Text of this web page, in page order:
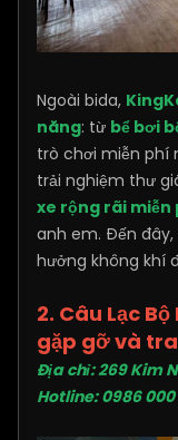
Ngoài bida,
năng: từ bể bơi
trò chơi miễn phí
trải nghiệm thư
xe rộng rãi miễn
anh em. Đến
hưởng không khí
2. Câu Lạc
gặp gỡ và
Địa chỉ: 269 Kim
Hotline: 0986 000